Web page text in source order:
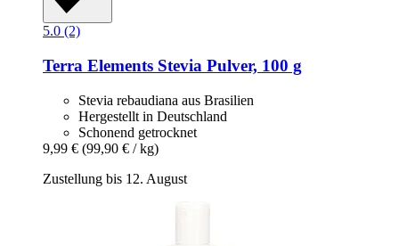
5.0 (2)
Terra Elements Stevia Pulver, 100 g
Stevia rebaudiana aus Brasilien
Hergestellt in Deutschland
Schonend getrocknet
9,99 € (99,90 € / kg)
Zustellung bis 12. August